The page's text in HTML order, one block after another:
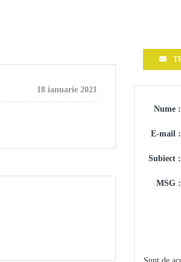
18 ianuarie 2021
Nume :
E-mail :
Subiect :
MSG :